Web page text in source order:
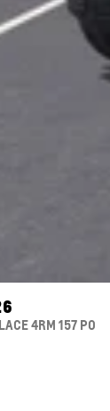
4RM 157 PO